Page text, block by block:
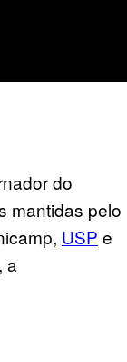
do
mantidas pelo
USP e
a